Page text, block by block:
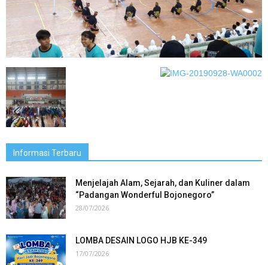
Informasi Terbaru
Menjelajah Alam, Sejarah, dan Kuliner dalam
“Padangan Wonderful Bojonegoro”
28/07/2026
LOMBA DESAIN LOGO HJB KE-349
17/07/2026